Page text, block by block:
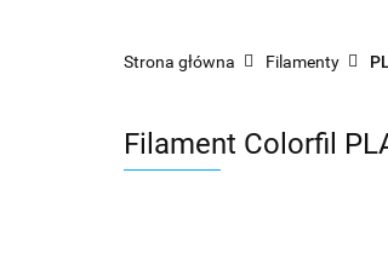
Strona główna Filamenty
Filament Colorfil